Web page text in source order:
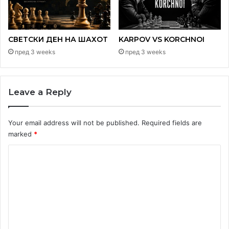
СВЕТСКИ ДЕН НА ШАХОТ
пред 3 weeks
KARPOV VS KORCHNOI
пред 3 weeks
Leave a Reply
Your email address will not be published. Required fields are
marked *